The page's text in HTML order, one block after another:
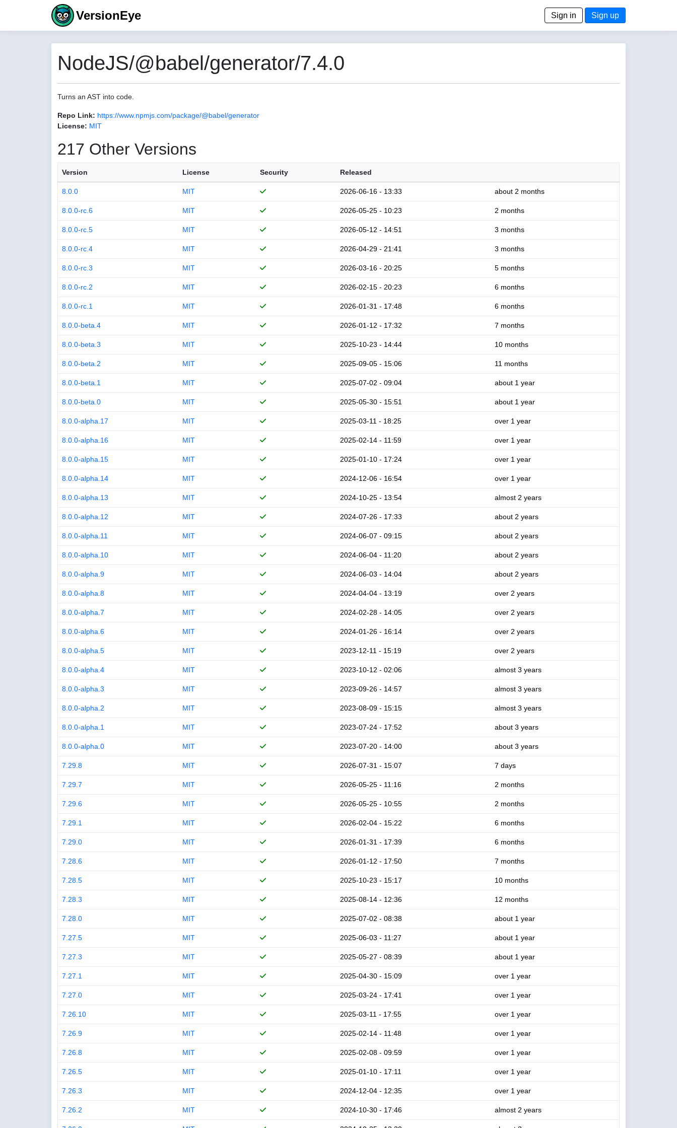
VersionEye Sign in Sign up
NodeJS/@babel/generator/7.4.0
Turns an AST into code.
Repo Link: https://www.npmjs.com/package/@babel/generator
License: MIT
217 Other Versions
Version License Security Released
8.0.0 MIT 2026-06-16 - 13:33 about 2 months
8.0.0-rc.6 MIT 2026-05-25 - 10:23 2 months
8.0.0-rc.5 MIT 2026-05-12 - 14:51 3 months
8.0.0-rc.4 MIT 2026-04-29 - 21:41 3 months
8.0.0-rc.3 MIT 2026-03-16 - 20:25 5 months
8.0.0-rc.2 MIT 2026-02-15 - 20:23 6 months
8.0.0-rc.1 MIT 2026-01-31 - 17:48 6 months
8.0.0-beta.4 MIT 2026-01-12 - 17:32 7 months
8.0.0-beta.3 MIT 2025-10-23 - 14:44 10 months
8.0.0-beta.2 MIT 2025-09-05 - 15:06 11 months
8.0.0-beta.1 MIT 2025-07-02 - 09:04 about 1 year
8.0.0-beta.0 MIT 2025-05-30 - 15:51 about 1 year
8.0.0-alpha.17 MIT 2025-03-11 - 18:25 over 1 year
8.0.0-alpha.16 MIT 2025-02-14 - 11:59 over 1 year
8.0.0-alpha.15 MIT 2025-01-10 - 17:24 over 1 year
8.0.0-alpha.14 MIT 2024-12-06 - 16:54 over 1 year
8.0.0-alpha.13 MIT 2024-10-25 - 13:54 almost 2 years
8.0.0-alpha.12 MIT 2024-07-26 - 17:33 about 2 years
8.0.0-alpha.11 MIT 2024-06-07 - 09:15 about 2 years
8.0.0-alpha.10 MIT 2024-06-04 - 11:20 about 2 years
8.0.0-alpha.9 MIT 2024-06-03 - 14:04 about 2 years
8.0.0-alpha.8 MIT 2024-04-04 - 13:19 over 2 years
8.0.0-alpha.7 MIT 2024-02-28 - 14:05 over 2 years
8.0.0-alpha.6 MIT 2024-01-26 - 16:14 over 2 years
8.0.0-alpha.5 MIT 2023-12-11 - 15:19 over 2 years
8.0.0-alpha.4 MIT 2023-10-12 - 02:06 almost 3 years
8.0.0-alpha.3 MIT 2023-09-26 - 14:57 almost 3 years
8.0.0-alpha.2 MIT 2023-08-09 - 15:15 almost 3 years
8.0.0-alpha.1 MIT 2023-07-24 - 17:52 about 3 years
8.0.0-alpha.0 MIT 2023-07-20 - 14:00 about 3 years
7.29.8 MIT 2026-07-31 - 15:07 7 days
7.29.7 MIT 2026-05-25 - 11:16 2 months
7.29.6 MIT 2026-05-25 - 10:55 2 months
7.29.1 MIT 2026-02-04 - 15:22 6 months
7.29.0 MIT 2026-01-31 - 17:39 6 months
7.28.6 MIT 2026-01-12 - 17:50 7 months
7.28.5 MIT 2025-10-23 - 15:17 10 months
7.28.3 MIT 2025-08-14 - 12:36 12 months
7.28.0 MIT 2025-07-02 - 08:38 about 1 year
7.27.5 MIT 2025-06-03 - 11:27 about 1 year
7.27.3 MIT 2025-05-27 - 08:39 about 1 year
7.27.1 MIT 2025-04-30 - 15:09 over 1 year
7.27.0 MIT 2025-03-24 - 17:41 over 1 year
7.26.10 MIT 2025-03-11 - 17:55 over 1 year
7.26.9 MIT 2025-02-14 - 11:48 over 1 year
7.26.8 MIT 2025-02-08 - 09:59 over 1 year
7.26.5 MIT 2025-01-10 - 17:11 over 1 year
7.26.3 MIT 2024-12-04 - 12:35 over 1 year
7.26.2 MIT 2024-10-30 - 17:46 almost 2 years